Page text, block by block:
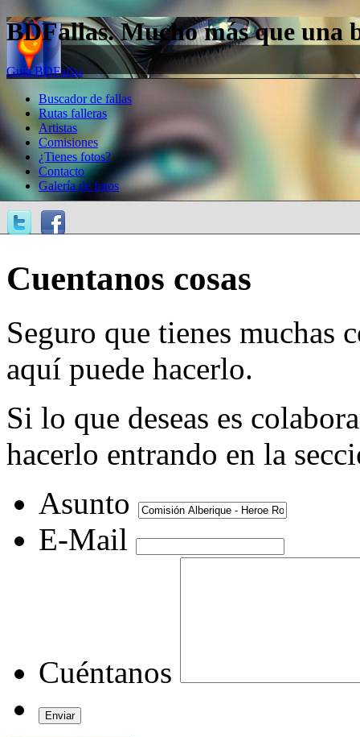
BDFallas. Mucho más que una
Guía BDFallas
Buscador de fallas
Rutas falleras
Artistas
Comisiones
¿Tienes fotos?
Contacto
Galería de fotos
Cuentanos cosas
Seguro que tienes muchas
aquí puede hacerlo.
Si lo que deseas es
hacerlo entrando en la
Asunto
E-Mail
Cuéntanos